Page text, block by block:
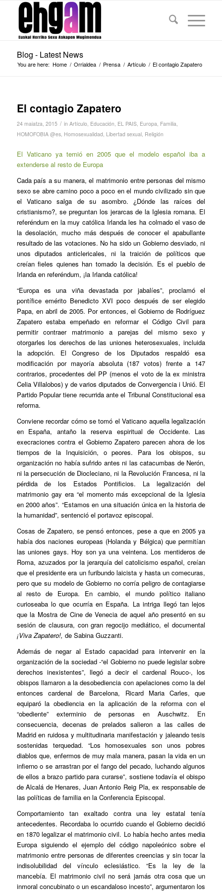
Blog - Latest News
You are here: Home / Orrialdea / Prensa / Artículo / El contagio Zapatero
El contagio Zapatero
24 maiatza, 2015 / in Artículo, Educación, EL PAIS, Europa, Familia,
HOMOFOBIA @es, Homosexualidad, Libertad sexual, Religión
El Vaticano ya temió en 2005 que el modelo español iba a
extenderse al resto de Europa
Cada país a su manera, el matrimonio entre personas del mismo
sexo se abre camino poco a poco en el mundo civilizado sin que
el Vaticano salga de su asombro. ¿Dónde las raíces del
cristianismo?, se preguntan los jerarcas de la Iglesia romana. El
referéndum en la muy católica Irlanda les ha colmado el vaso de
la desolación, mucho más después de conocer el apabullante
resultado de las votaciones. No ha sido un Gobierno desviado, ni
unos diputados anticlericales, ni la traición de políticos que
creían fieles quienes han tomado la decisión. Es el pueblo de
Irlanda en referéndum, ¡la Irlanda católica!
“Europa es una viña devastada por jabalíes”, proclamó el
pontífice emérito Benedicto XVI poco después de ser elegido
Papa, en abril de 2005. Por entonces, el Gobierno de Rodríguez
Zapatero estaba empeñado en reformar el Código Civil para
permitir contraer matrimonio a parejas del mismo sexo y
otorgarles los derechos de las uniones heterosexuales, incluida
la adopción. El Congreso de los Diputados respaldó esa
modificación por mayoría absoluta (187 votos) frente a 147
contrarios, procedentes del PP (menos el voto de la ex ministra
Celia Villalobos) y de varios diputados de Convergencia i Unió. El
Partido Popular tiene recurrida ante el Tribunal Constitucional esa
reforma.
Conviene recordar cómo se tomó el Vaticano aquella legalización
en España, antaño la reserva espiritual de Occidente. Las
execraciones contra el Gobierno Zapatero parecen ahora de los
tiempos de la Inquisición, o peores. Para los obispos, su
organización no había sufrido antes ni las catacumbas de Nerón,
ni la persecución de Diocleciano, ni la Revolución Francesa, ni la
pérdida de los Estados Pontificios. La legalización del
matrimonio gay era “el momento más excepcional de la Iglesia
en 2000 años”. “Estamos en una situación única en la historia de
la humanidad”, sentenció el portavoz episcopal.
Cosas de Zapatero, se pensó entonces, pese a que en 2005 ya
había dos naciones europeas (Holanda y Bélgica) que permitían
las uniones gays. Hoy son ya una veintena. Los mentideros de
Roma, azuzados por la jerarquía del catolicismo español, creían
que el presidente era un furibundo laicista y hasta un comecuras,
pero que su modelo de Gobierno no corría peligro de contagiarse
al resto de Europa. En cambio, el mundo político italiano
curioseaba lo que ocurría en España. La intriga llegó tan lejos
que la Mostra de Cine de Venecia de aquel año presentó en su
sesión de clausura, con gran regocijo mediático, el documental
¡Viva Zapatero!, de Sabina Guzzanti.
Además de negar al Estado capacidad para intervenir en la
organización de la sociedad -“el Gobierno no puede legislar sobre
derechos inexistentes”, llegó a decir el cardenal Rouco-, los
obispos llamaron a la desobediencia con apelaciones como la del
entonces cardenal de Barcelona, Ricard Maria Carles, que
equiparó la obediencia en la aplicación de la reforma con el
“obediente” exterminio de personas en Auschwitz. En
consecuencia, decenas de prelados salieron a las calles de
Madrid en ruidosa y multitudinaria manifestación y jaleando tesis
sostenidas terquedad. “Los homosexuales son unos pobres
diablos que, enfermos de muy mala manera, pasan la vida en un
infierno o se arrastran por el fango del pecado, luchando algunos
de ellos a brazo partido para curarse”, sostiene todavía el obispo
de Alcalá de Henares, Juan Antonio Reig Pla, ex responsable de
las políticas de familia en la Conferencia Episcopal.
Comportamiento tan exaltado contra una ley estatal tenía
antecedentes. Recordaba lo ocurrido cuando el Gobierno decidió
en 1870 legalizar el matrimonio civil. Lo había hecho antes media
Europa siguiendo el ejemplo del código napoleónico sobre el
matrimonio entre personas de diferentes creencias y sin tocar la
indisolubilidad del vínculo eclesiástico. “Es la ley de la
mancebía. El matrimonio civil no será jamás otra cosa que un
inmoral concubinato o un escandaloso incesto”, argumentaron los